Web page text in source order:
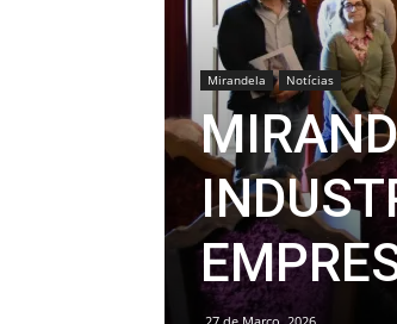
Mirandela Notícias